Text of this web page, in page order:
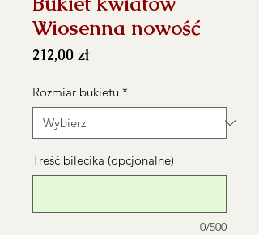
Wiosenna nowość
212,00 złCena
Rozmiar bukietu *
Treść bilecika (opcjonalne)
0/500